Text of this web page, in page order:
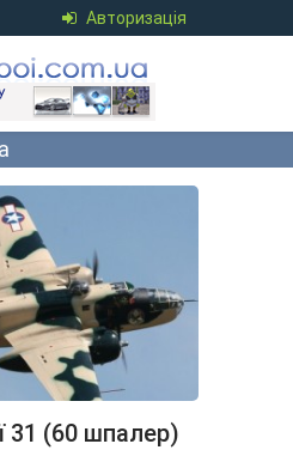
Авторизація
31 (60 шпалер)